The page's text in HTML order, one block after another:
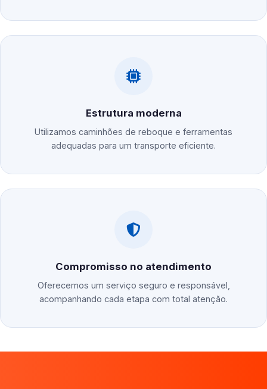
Estrutura moderna
Utilizamos caminhões de reboque e ferramentas
adequadas para um transporte eficiente.
Compromisso no atendimento
Oferecemos um serviço seguro e responsável,
acompanhando cada etapa com total atenção.